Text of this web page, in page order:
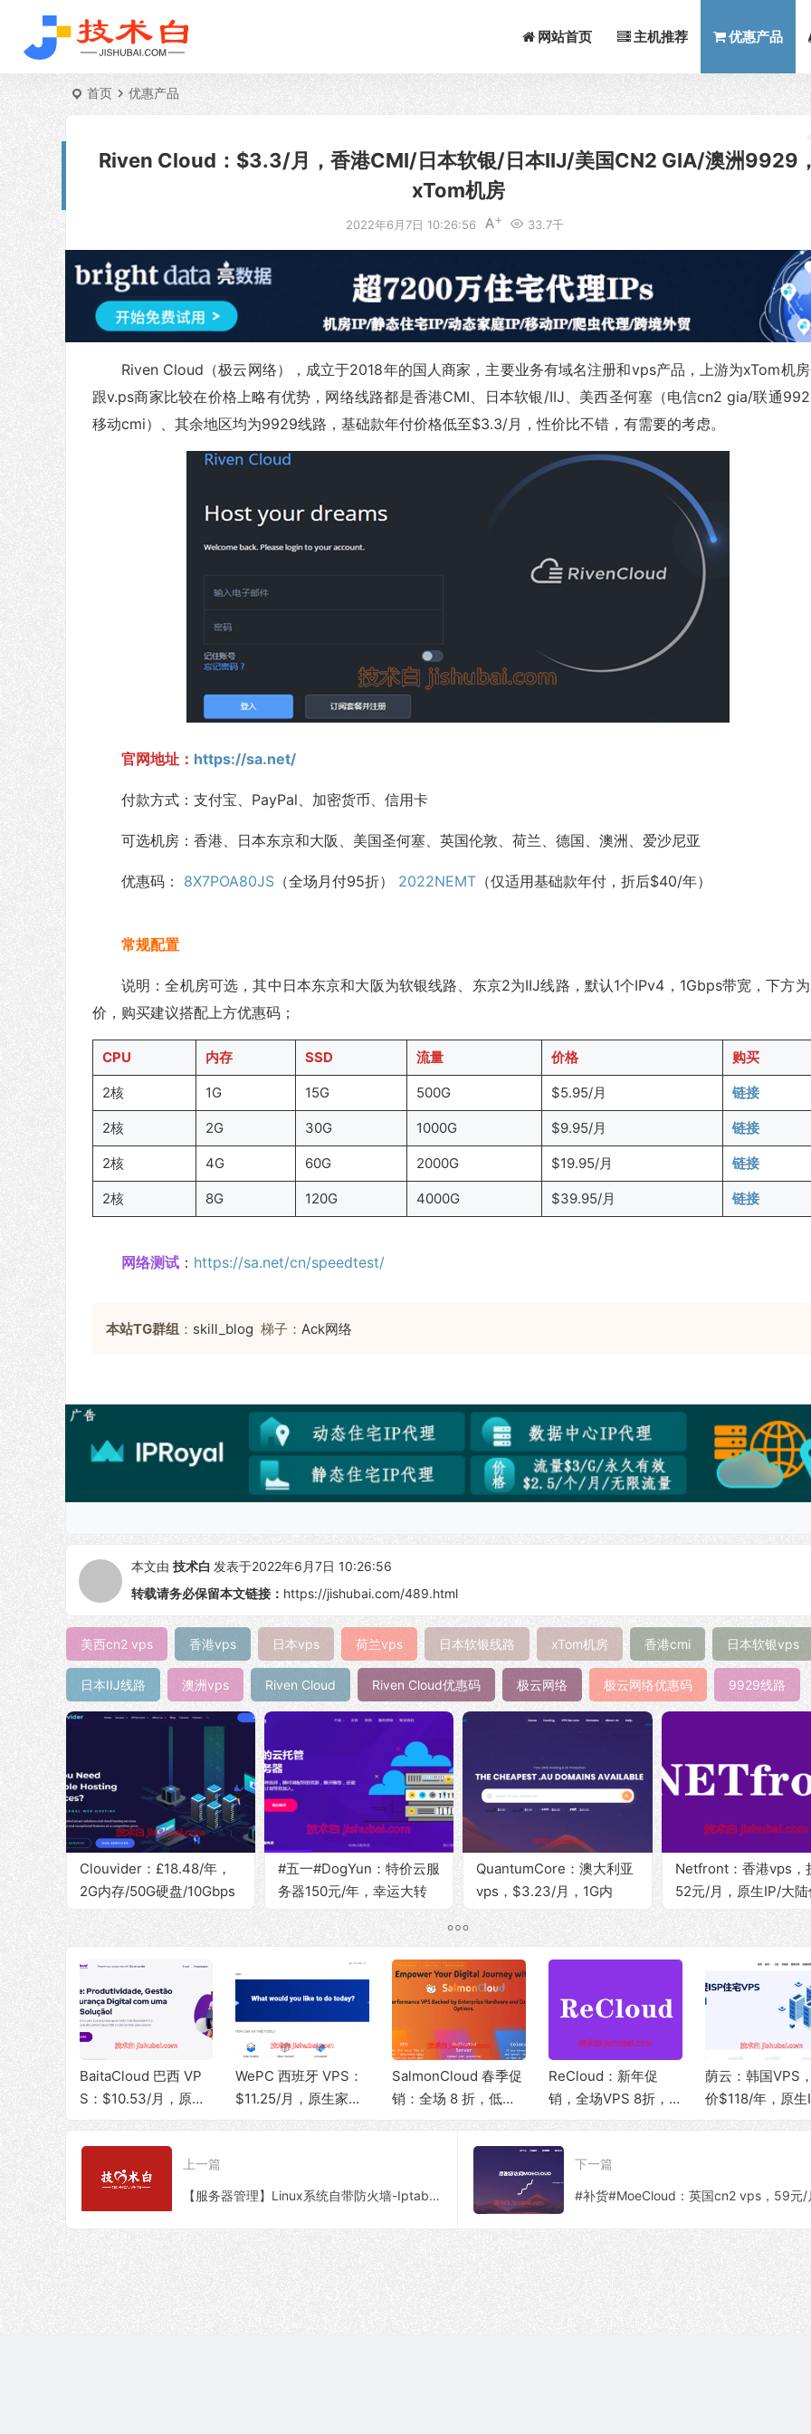
网站首页 主机推荐 优惠产品
首页 优惠产品
Riven Cloud：$3.3/月，香港CMI/日本软银/日本IIJ/美国CN2 GIA/澳洲9929
xTom机房
2022年6月7日 10:26:56 33.7千
Riven Cloud（极云网络），成立于2018年的国人商家，主要业务有域名注册和vps产品，上游为xTom机
跟v.ps商家比较在价格上略有优势，网络线路都是香港CMI、日本软银/IIJ、美西圣何塞（电信cn2 gia/联通
移动cmi）、其余地区均为9929线路，基础款年付价格低至$3.3/月，性价比不错，有需要的考虑。
官网地址： https://sa.net/
付款方式：支付宝、PayPal、加密货币、信用卡
可选机房：香港、日本东京和大阪、美国圣何塞、英国伦敦、荷兰、德国、澳洲、爱沙尼亚
优惠码： 8X7POA80JS （全场月付95折） 2022NEMT （仅适用基础款年付，折后$40/年）
常规配置
说明：全机房可选，其中日本东京和大阪为软银线路、东京2为IIJ线路，默认1个IPv4，1Gbps带宽，下方
价，购买建议搭配上方优惠码；
CPU 内存 SSD 流量 价格 购买
2核 1G 15G 500G $5.95/月 链接
2核 2G 30G 1000G $9.95/月 链接
2核 4G 60G 2000G $19.95/月 链接
2核 8G 120G 4000G $39.95/月 链接
网络测试 ： https://sa.net/cn/speedtest/
本站TG群组 ： skill_blog 梯子： Ack网络
本文由 技术白 发表于2022年6月7日 10:26:56
转载请务必保留本文链接： https://jishubai.com/489.html
美西cn2 vps 香港vps 日本vps 荷兰vps 日本软银线路 xTom机房 香港cmi 日本软银vps
日本IIJ线路 澳洲vps Riven Cloud Riven Cloud优惠码 极云网络 极云网络优惠码 9929线路
Clouvider：£18.48/年，
2G内存/50G硬盘/10Gbps
#五一#DogYun：特价云服
务器150元/年，幸运大转
QuantumCore：澳大利亚
vps，$3.23/月，1G内
Netfront：香港vps，
52元/月，原生IP/大陆
量
BaitaCloud 巴西 VP
S：$10.53/月，原生 I
bps 无限流量
WePC 西班牙 VPS：
$11.25/月，原生家宽
SalmonCloud 春季促
销：全场 8 折，低至
PU + 10Gbps 大带
何塞地区
ReCloud：新年促
销，全场VPS 8折，
台湾TFN/Hinet家
宽、马来西亚家宽等
产品
荫云：韩国VPS
价$118/年，原生
上一篇
【服务器管理】Linux系统自带防火墙-Iptables端口转发设置教程
下一篇